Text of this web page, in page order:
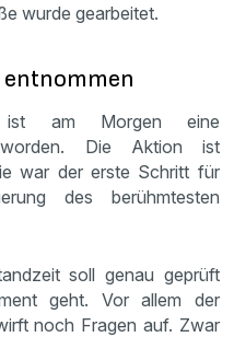
wurde gearbeitet.
entnommen
ist am Morgen eine
worden. Die Aktion ist
war der erste Schritt für
des berühmtesten
soll genau geprüft
geht. Vor allem der
noch Fragen auf. Zwar